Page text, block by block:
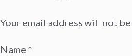
Your email address will not be
Name *